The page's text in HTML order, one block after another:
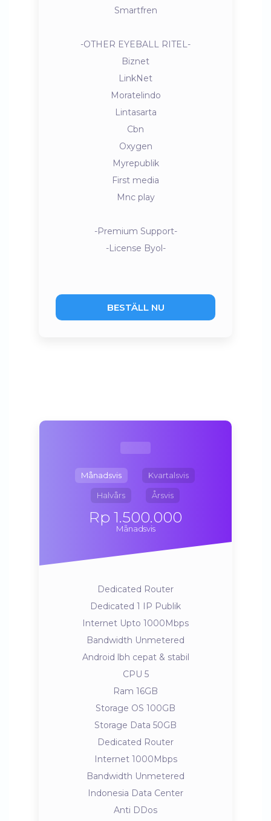
Smartfren
-OTHER EYEBALL RITEL-
Biznet
LinkNet
Moratelindo
Lintasarta
Cbn
Oxygen
Myrepublik
First media
Mnc play
-Premium Support-
-License Byol-
BESTÄLL NU
Månadsvis Kvartalsvis
Halvårs Årsvis
Rp 1.500.000
Månadsvis
Dedicated Router
Dedicated 1 IP Publik
Internet Upto 1000Mbps
Bandwidth Unmetered
Android lbh cepat & stabil
CPU 5
Ram 16GB
Storage OS 100GB
Storage Data 50GB
Dedicated Router
Internet 1000Mbps
Bandwidth Unmetered
Indonesia Data Center
Anti DDos